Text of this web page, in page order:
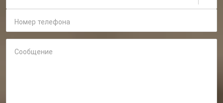
Номер телефона
Сообщение